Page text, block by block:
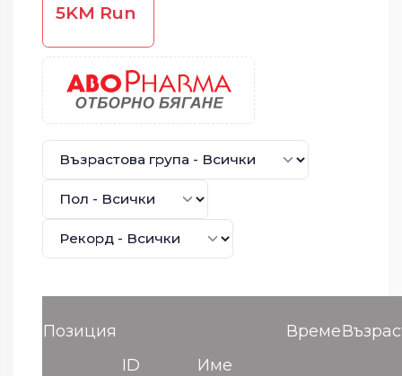
5KM Run
Позиция
ID
Име
Време